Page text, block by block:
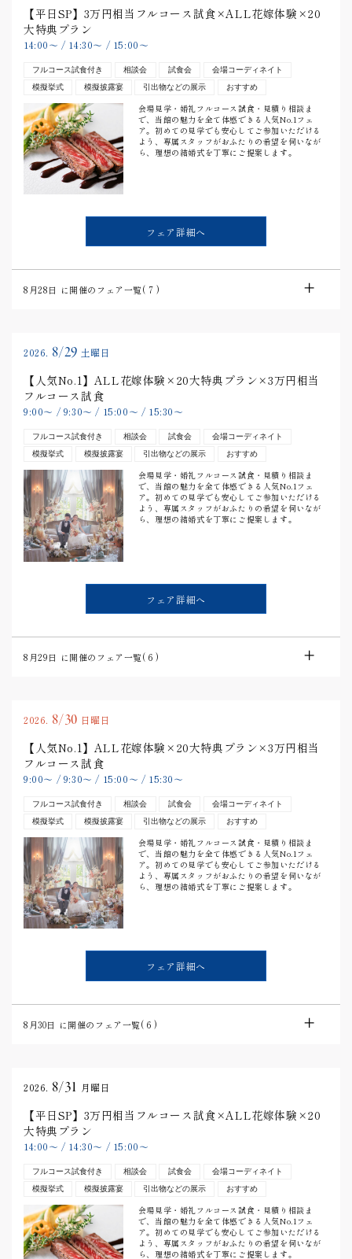
【平日SP】3万円相当フルコース試食×ALL花嫁体験×20
大特典プラン
14:00〜 / 14:30〜 / 15:00〜
フルコース試食付き 相談会 試食会
会場コーディネイト
模擬挙式
模擬披露宴 引出物などの展示 おすすめ
会場見学・婚礼フルコース試食・見積り相談ま
で、当館の魅力を全て体感できる人気No.1フェ
ア。初めての見学でも安心してご参加いただける
よう、専属スタッフがおふたりの希望を伺いなが
ら、理想の結婚式を丁寧にご提案します。
フェア詳細へ
8月28日 に開催のフェア一覧(7 )
2026. 8/29 土曜日
【人気No.1】ALL花嫁体験×20大特典プラン×3万円相当
フルコース試食
9:00〜 / 9:30〜/ 15:00〜 / 15:30〜
フルコース試食付き 相談会 試食会
会場コーディネイト
模擬挙式
模擬披露宴 引出物などの展示 おすすめ
会場見学・婚礼フルコース試食・見積り相談ま
で、当館の魅力を全て体感できる人気No.1フェ
ア。初めての見学でも安心してご参加いただける
よう、専属スタッフがおふたりの希望を伺いなが
ら、理想の結婚式を丁寧にご提案します。
フェア詳細へ
8月29日 に開催のフェア一覧(6 )
2026. 8/30 日曜日
【人気No.1】ALL花嫁体験×20大特典プラン×3万円相当
フルコース試食
9:00〜 / 9:30〜 / 15:00〜 / 15:30〜
フルコース試食付き 相談会 試食会
会場コーディネイト
模擬挙式
模擬披露宴 引出物などの展示 おすすめ
会場見学・婚礼フルコース試食・見積り相談ま
で、当館の魅力を全て体感できる人気No.1フェ
ア。初めての見学でも安心してご参加いただける
よう、専属スタッフがおふたりの希望を伺いなが
ら、理想の結婚式を丁寧にご提案します。
フェア詳細へ
8月30日 に開催のフェア一覧(6 )
2026. 8/31 月曜日
【平日SP】3万円相当フルコース試食×ALL花嫁体験×20
大特典プラン
14:00〜 / 14:30〜 / 15:00〜
フルコース試食付き 相談会 試食会
会場コーディネイト
模擬挙式
模擬披露宴 引出物などの展示 おすすめ
会場見学・婚礼フルコース試食・見積り相談ま
で、当館の魅力を全て体感できる人気No.1フェ
ア。初めての見学でも安心してご参加いただける
よう、専属スタッフがおふたりの希望を伺いなが
ら、理想の結婚式を丁寧にご提案します。